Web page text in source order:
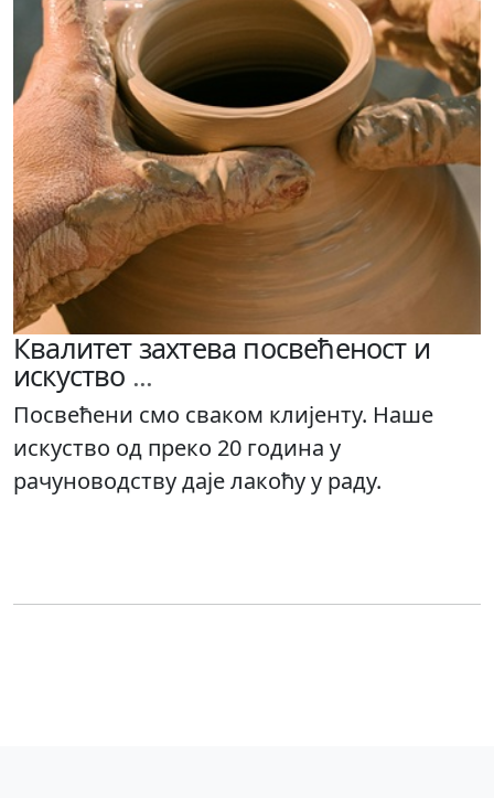
Квалитет захтева посвећеност и
искуство ...
Посвећени смо сваком клијенту. Наше
искуство од преко 20 година у
рачуноводству даје лакоћу у раду.